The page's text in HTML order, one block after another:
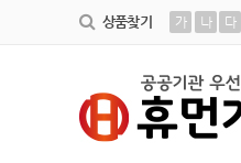
상품찾기 가 나 다
AP-100616 1 AP-100013